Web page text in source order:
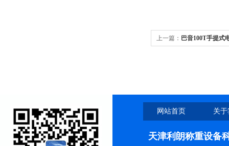
上一篇： 巴音100T手提式
网站首页 关
天津利朗称重设备